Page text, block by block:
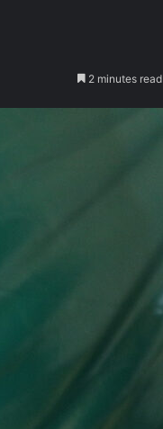
2 minutes read